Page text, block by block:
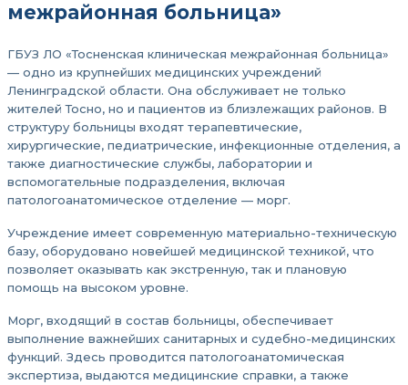
межрайонная больница»
ГБУЗ ЛО «Тосненская клиническая межрайонная больница»
— одно из крупнейших медицинских учреждений
Ленинградской области. Она обслуживает не только
жителей Тосно, но и пациентов из близлежащих районов. В
структуру больницы входят терапевтические,
хирургические, педиатрические, инфекционные отделения, а
также диагностические службы, лаборатории и
вспомогательные подразделения, включая
патологоанатомическое отделение — морг.
Учреждение имеет современную материально-техническую
базу, оборудовано новейшей медицинской техникой, что
позволяет оказывать как экстренную, так и плановую
помощь на высоком уровне.
Морг, входящий в состав больницы, обеспечивает
выполнение важнейших санитарных и судебно-медицинских
функций. Здесь проводится патологоанатомическая
экспертиза, выдаются медицинские справки, а также